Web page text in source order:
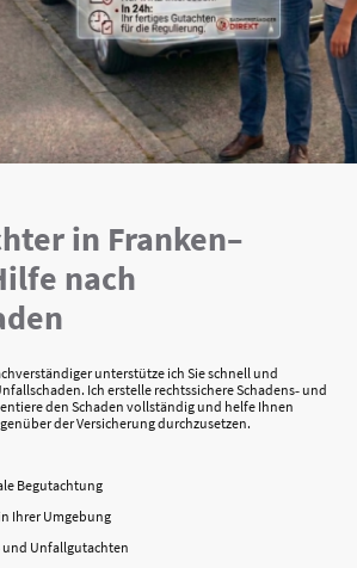
in Franken–
nach
unterstütze ich Sie schnell und
Ich erstelle rechtssichere Schadens‑ und
den Schaden vollständig und helfe Ihnen
der Versicherung durchzusetzen.
Begutachtung
Ihrer Umgebung
und Unfallgutachten